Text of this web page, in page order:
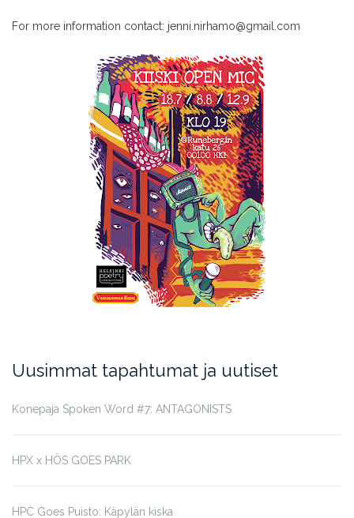
For more information contact: jenni.nirhamo@gmail.com
Uusimmat tapahtumat ja uutiset
Konepaja Spoken Word #7: ANTAGONISTS
HPX x HÖS GOES PARK
HPC Goes Puisto: Käpylän kiska